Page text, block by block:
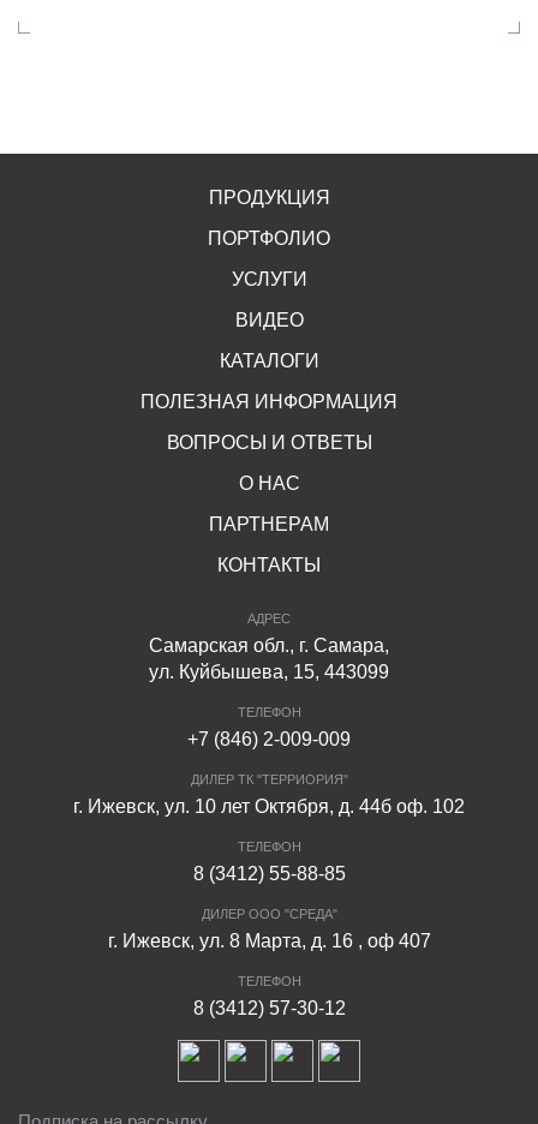
ПРОДУКЦИЯ
ПОРТФОЛИО
УСЛУГИ
ВИДЕО
КАТАЛОГИ
ПОЛЕЗНАЯ ИНФОРМАЦИЯ
ВОПРОСЫ И ОТВЕТЫ
О НАС
ПАРТНЕРАМ
КОНТАКТЫ
АДРЕС
Самарская обл., г. Самара,
ул. Куйбышева, 15, 443099
ТЕЛЕФОН
+7 (846) 2-009-009
ДИЛЕР ТК "ТЕРРИОРИЯ"
г. Ижевск, ул. 10 лет Октября, д. 44б оф. 102
ТЕЛЕФОН
8 (3412) 55-88-85
ДИЛЕР ООО "СРЕДА"
г. Ижевск, ул. 8 Марта, д. 16 , оф 407
ТЕЛЕФОН
8 (3412) 57-30-12